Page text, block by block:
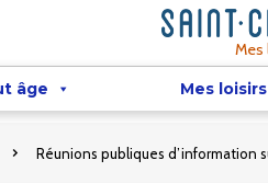
Mes
âge Mes loisirs
Réunions publiques d’information